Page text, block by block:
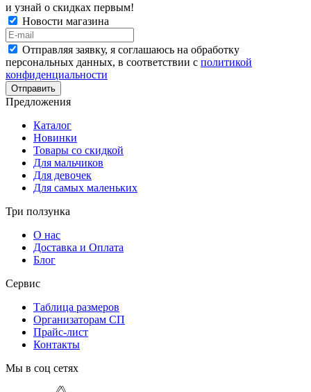
и узнай о скидках первым!
Новости магазина
Отправляя заявку, я соглашаюсь на обработку
персональных данных, в соответствии с политикой
конфиденциальности
Отправить
Предложения
Каталог
Новинки
Товары со скидкой
Для мальчиков
Для девочек
Для самых маленьких
Три ползунка
О нас
Доставка и Оплата
Блог
Сервис
Таблица размеров
Организаторам СП
Прайс-лист
Контакты
Мы в соц сетях